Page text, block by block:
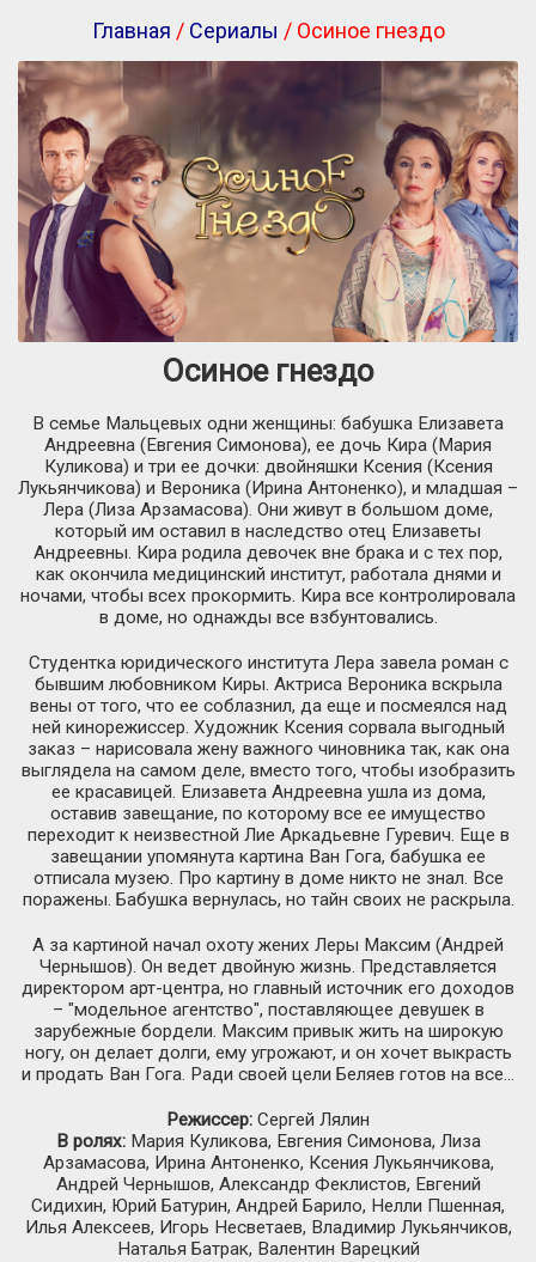
Главная / Сериалы / Осиное гнездо
Осиное гнездо
В семье Мальцевых одни женщины: бабушка Елизавета
Андреевна (Евгения Симонова), ее дочь Кира (Мария
Куликова) и три ее дочки: двойняшки Ксения (Ксения
Лукьянчикова) и Вероника (Ирина Антоненко), и младшая –
Лера (Лиза Арзамасова). Они живут в большом доме,
который им оставил в наследство отец Елизаветы
Андреевны. Кира родила девочек вне брака и с тех пор,
как окончила медицинский институт, работала днями и
ночами, чтобы всех прокормить. Кира все контролировала
в доме, но однажды все взбунтовались.
Студентка юридического института Лера завела роман с
бывшим любовником Киры. Актриса Вероника вскрыла
вены от того, что ее соблазнил, да еще и посмеялся над
ней кинорежиссер. Художник Ксения сорвала выгодный
заказ – нарисовала жену важного чиновника так, как она
выглядела на самом деле, вместо того, чтобы изобразить
ее красавицей. Елизавета Андреевна ушла из дома,
оставив завещание, по которому все ее имущество
переходит к неизвестной Лие Аркадьевне Гуревич. Еще в
завещании упомянута картина Ван Гога, бабушка ее
отписала музею. Про картину в доме никто не знал. Все
поражены. Бабушка вернулась, но тайн своих не раскрыла.
А за картиной начал охоту жених Леры Максим (Андрей
Чернышов). Он ведет двойную жизнь. Представляется
директором арт-центра, но главный источник его доходов
– "модельное агентство", поставляющее девушек в
зарубежные бордели. Максим привык жить на широкую
ногу, он делает долги, ему угрожают, и он хочет выкрасть
и продать Ван Гога. Ради своей цели Беляев готов на все…
Режиссер: Сергей Лялин
В ролях:Мария Куликова, Евгения Симонова, Лиза
Арзамасова, Ирина Антоненко, Ксения Лукьянчикова,
Андрей Чернышов, Александр Феклистов, Евгений
Сидихин, Юрий Батурин, Андрей Барило, Нелли Пшенная,
Илья Алексеев, Игорь Несветаев, Владимир Лукьянчиков,
Наталья Батрак, Валентин Варецкий